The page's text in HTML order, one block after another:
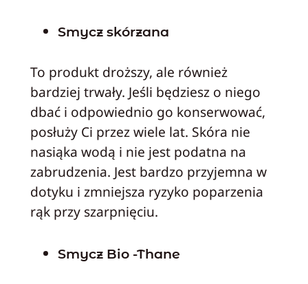
Smycz skórzana
To produkt droższy, ale również
bardziej trwały. Jeśli będziesz o niego
dbać i odpowiednio go konserwować,
posłuży Ci przez wiele lat. Skóra nie
nasiąka wodą i nie jest podatna na
zabrudzenia. Jest bardzo przyjemna w
dotyku i zmniejsza ryzyko poparzenia
rąk przy szarpnięciu.
Smycz Bio -Thane